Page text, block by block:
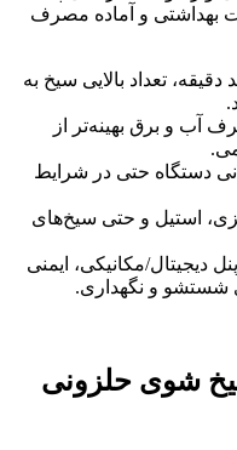
بهداشتی و آماده مصرف
دقیقه، تعداد بالایی سیخ به
آب و برق بهینه‌تر از
دستگاه حتی در شرایط
استیل و حتی سیخ‌های
دیجیتال/مکانیکی، ایمنی
شستشو و نگهداری.
شوی حلزونی